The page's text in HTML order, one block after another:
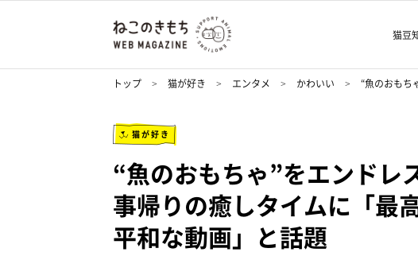
猫豆
トップ 猫が好き エンタメ かわいい “魚のおもち
猫が好き
“魚のおもちゃ”をエンド
事帰りの癒しタイムに「最
平和な動画」と話題